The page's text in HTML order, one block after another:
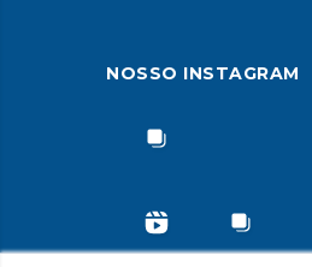
NOSSO INSTAGRAM